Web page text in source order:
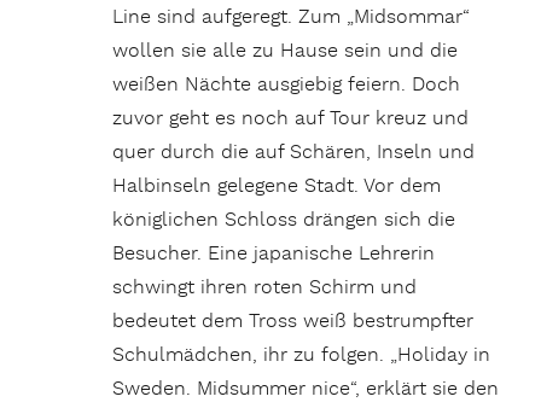
Line sind aufgeregt. Zum „Midsommar“
wollen sie alle zu Hause sein und die
weißen Nächte ausgiebig feiern. Doch
zuvor geht es noch auf Tour kreuz und
quer durch die auf Schären, Inseln und
Halbinseln gelegene Stadt. Vor dem
königlichen Schloss drängen sich die
Besucher. Eine japanische Lehrerin
schwingt ihren roten Schirm und
bedeutet dem Tross weiß bestrumpfter
Schulmädchen, ihr zu folgen. „Holiday in
Sweden. Midsummer nice“, erklärt sie den